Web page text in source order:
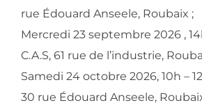
rue Édouard Anseele, Roubaix ;
Mercredi 23 septembre 2026 ,
C.A.S, 61 rue de l’industrie,
Samedi 24 octobre 2026, 10h –
30 rue Édouard Anseele,